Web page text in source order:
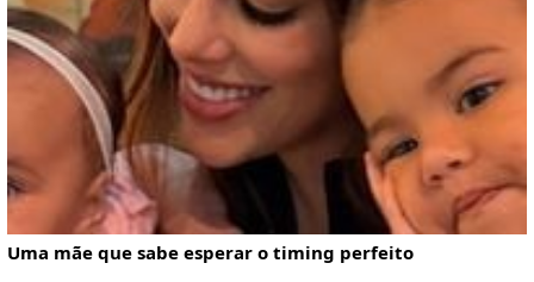
Uma mãe que sabe esperar o timing perfeito